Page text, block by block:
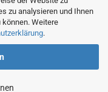
zu analysieren und Ihnen
Weitere
.